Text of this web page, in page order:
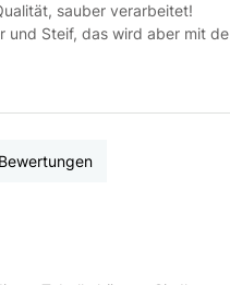
sauber verarbeitet!
und Steif, das wird aber mit